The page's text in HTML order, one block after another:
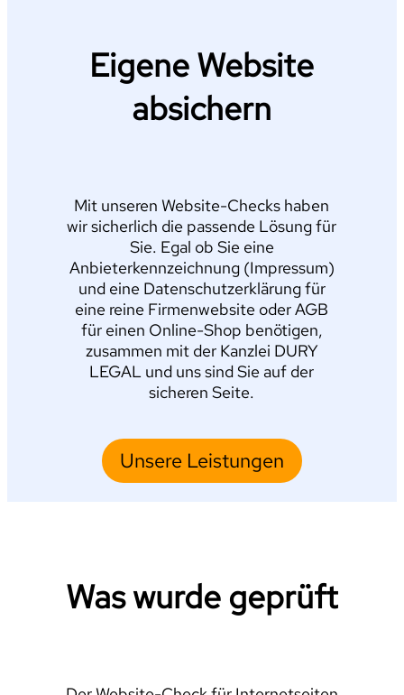
Eigene Website
absichern
Mit unseren Website-Checks haben
wir sicherlich die passende Lösung für
Sie. Egal ob Sie eine
Anbieterkennzeichnung (Impressum)
und eine Datenschutzerklärung für
eine reine Firmenwebsite oder AGB
für einen Online-Shop benötigen,
zusammen mit der Kanzlei DURY
LEGAL und uns sind Sie auf der
sicheren Seite.
Unsere Leistungen
Was wurde geprüft